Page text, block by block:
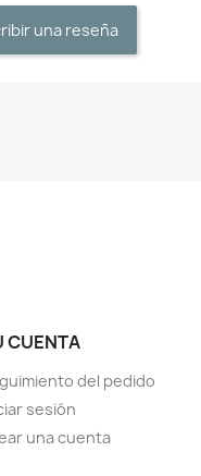
una reseña
CUENTA
del pedido
sesión
una cuenta